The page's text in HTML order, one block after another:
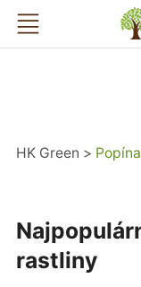
HK
HK Green
rastliny